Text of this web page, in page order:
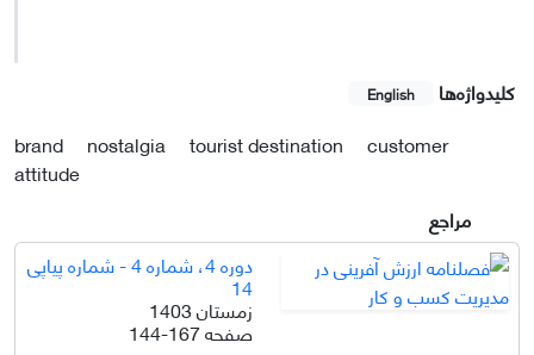
کلیدواژه‌ها English
brand nostalgia tourist destination
customer
attitude
مراجع
دوره 4، شماره 4 - شماره پیاپی
14
زمستان 1403
صفحه144-167